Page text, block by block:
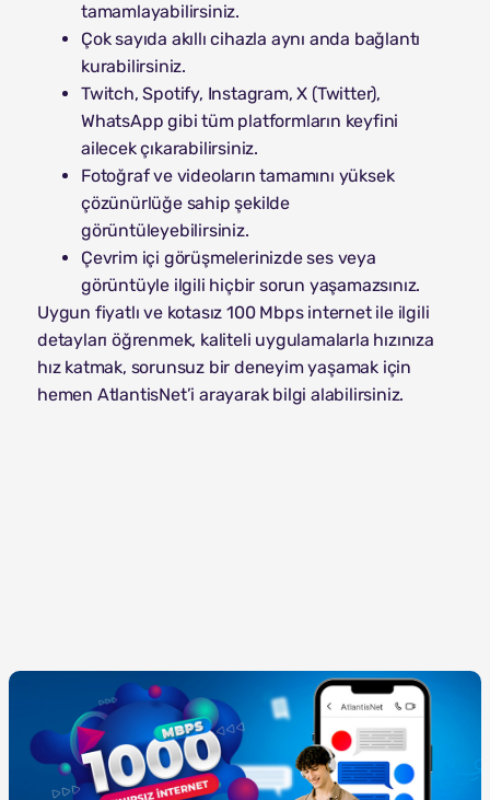
tamamlayabilirsiniz.
Çok sayıda akıllı cihazla aynı anda bağlantı
kurabilirsiniz.
Twitch, Spotify, Instagram, X (Twitter),
WhatsApp gibi tüm platformların keyfini
ailecek çıkarabilirsiniz.
Fotoğraf ve videoların tamamını yüksek
çözünürlüğe sahip şekilde
görüntüleyebilirsiniz.
Çevrim içi görüşmelerinizde ses veya
görüntüyle ilgili hiçbir sorun yaşamazsınız.
Uygun fiyatlı ve kotasız 100 Mbps internet ile ilgili
detayları öğrenmek, kaliteli uygulamalarla hızınıza
hız katmak, sorunsuz bir deneyim yaşamak için
hemen AtlantisNet’i arayarak bilgi alabilirsiniz.